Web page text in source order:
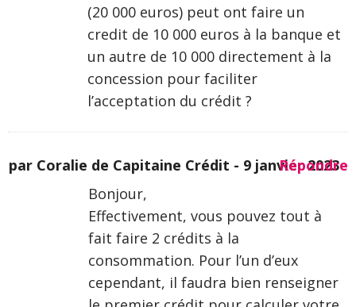
(20 000 euros) peut ont faire un
credit de 10 000 euros à la banque et
un autre de 10 000 directement à la
concession pour faciliter
l’acceptation du crédit ?
par Coralie de Capitaine Crédit - 9 janvier 2023
Répondre
Bonjour,
Effectivement, vous pouvez tout à
fait faire 2 crédits à la
consommation. Pour l’un d’eux
cependant, il faudra bien renseigner